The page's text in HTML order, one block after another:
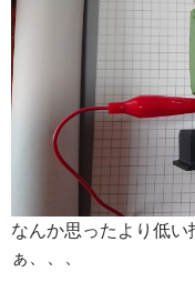
なんか思ったより低
ぁ、、、